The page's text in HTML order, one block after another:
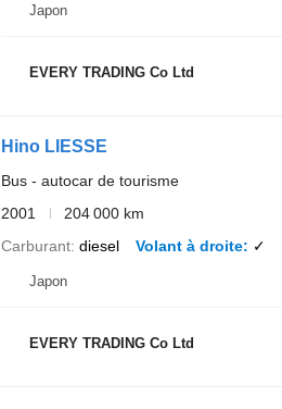
Japon
EVERY TRADING Co Ltd
Hino LIESSE
Bus - autocar de tourisme
2001
204 000 km
Carburant diesel Volant à droite ✓
Japon
EVERY TRADING Co Ltd